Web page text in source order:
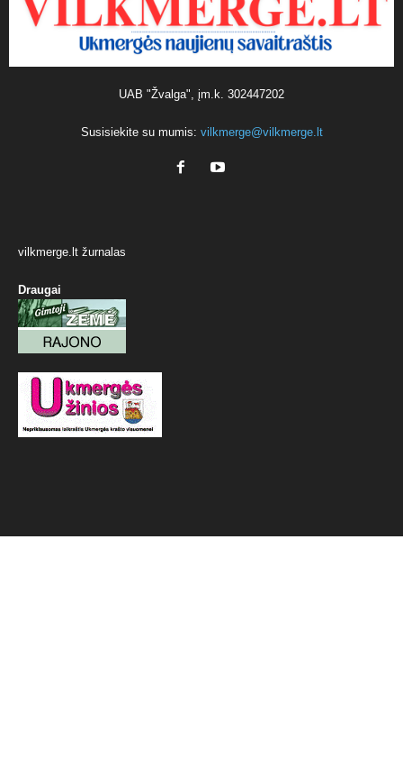
UAB "Žvalga", įm.k. 302447202
Susisiekite su mumis: vilkmerge@vilkmerge.lt
vilkmerge.lt žurnalas
Draugai